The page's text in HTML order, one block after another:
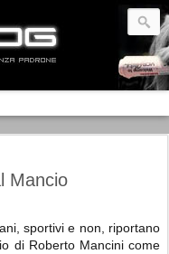
Mancio
sportivi e non, riportano
di Roberto Mancini come